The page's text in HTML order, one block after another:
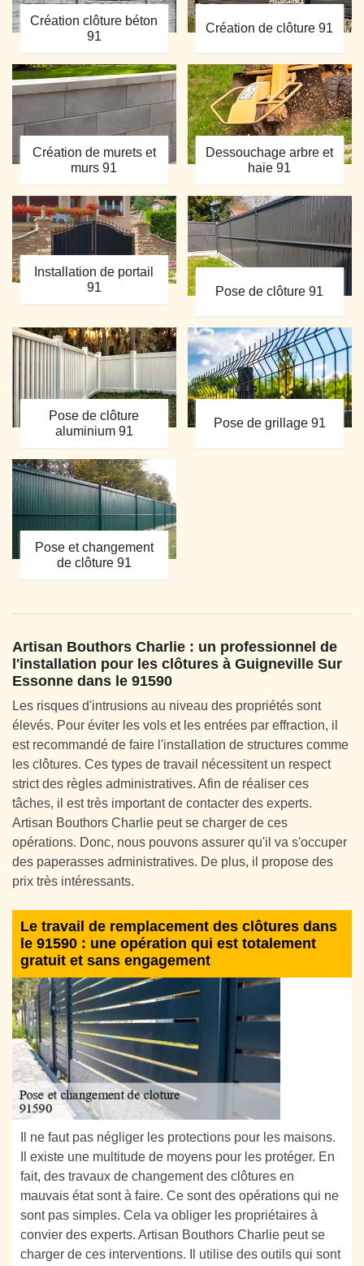
Création clôture béton
91
Création de clôture 91
Création de murets et
murs 91
Dessouchage arbre et
haie 91
Installation de portail
91
Pose de clôture 91
Pose de clôture
aluminium 91
Pose de grillage 91
Pose et changement
de clôture 91
Artisan Bouthors Charlie : un professionnel de
l'installation pour les clôtures à Guigneville Sur
Essonne dans le 91590
Les risques d'intrusions au niveau des propriétés sont
élevés. Pour éviter les vols et les entrées par effraction, il
est recommandé de faire l'installation de structures comme
les clôtures. Ces types de travail nécessitent un respect
strict des règles administratives. Afin de réaliser ces
tâches, il est très important de contacter des experts.
Artisan Bouthors Charlie peut se charger de ces
opérations. Donc, nous pouvons assurer qu'il va s'occuper
des paperasses administratives. De plus, il propose des
prix très intéressants.
Le travail de remplacement des clôtures dans
le 91590 : une opération qui est totalement
gratuit et sans engagement
Il ne faut pas négliger les protections pour les maisons.
Il existe une multitude de moyens pour les protéger. En
fait, des travaux de changement des clôtures en
mauvais état sont à faire. Ce sont des opérations qui ne
sont pas simples. Cela va obliger les propriétaires à
convier des experts. Artisan Bouthors Charlie peut se
charger de ces interventions. Il utilise des outils qui sont